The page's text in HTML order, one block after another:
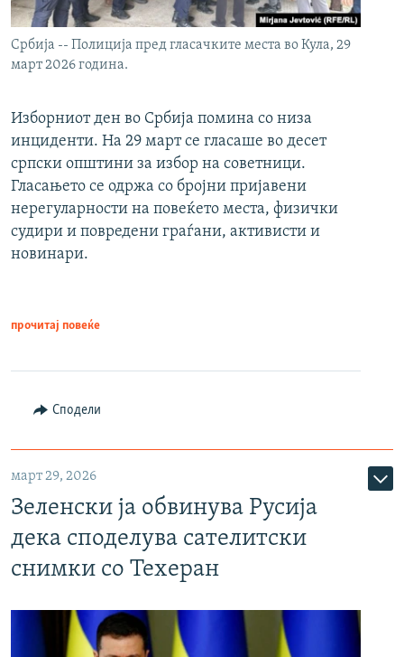
Србија -- Полиција пред гласачките места во Кула, 29
март 2026 година.
Изборниот ден во Србија помина со низа
инциденти. На 29 март се гласаше во десет
српски општини за избор на советници.
Гласањето се одржа со бројни пријавени
нерегуларности на повеќето места, физички
судири и повредени граѓани, активисти и
новинари.
прочитај повеќе
Сподели
март 29, 2026
Зеленски ја обвинува Русија
дека споделува сателитски
снимки со Техеран